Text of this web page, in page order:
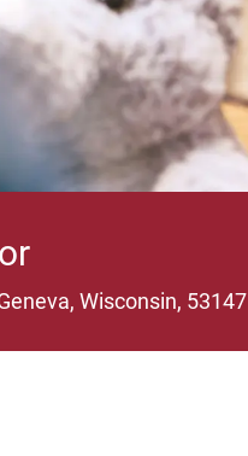
Wisconsin, 53147